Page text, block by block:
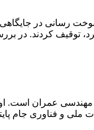
سوخت رسانی در
گازوئیل حمل می‌کرد،
مهندسی عمران است.
و فناوری جام